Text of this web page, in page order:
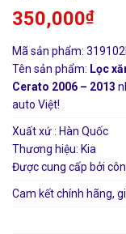
350,000₫
Mã sản phẩm:
Tên sản phẩm: Lọc
Cerato 2006 – 2013
auto Việt!
Xuất xứ : Hàn Quốc
Thương hiệu: Kia
Được cung cấp bởi
Cam kết chính hãng,